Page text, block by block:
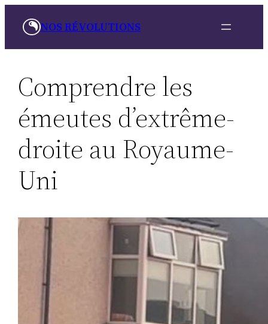
NOS RÉVOLUTIONS
Comprendre les
émeutes d’extrême-
droite au Royaume-
Uni